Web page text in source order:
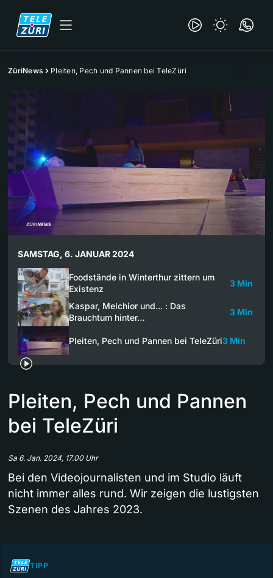
ZüriNews Pleiten, Pech und Pannen bei TeleZüri
SAMSTAG, 6. JANUAR 2024
Foodstände in Winterthur zittern um
Existenz
3 Min
Kaspar, Melchior und... : Das
Brauchtum hinter…
3 Min
Pleiten, Pech und Pannen bei TeleZüri3 Min
Pleiten, Pech und Pannen
bei TeleZüri
Sa 6. Jan. 2024, 17.00 Uhr
Bei den Videojournalisten und im Studio läuft
nicht immer alles rund. Wir zeigen die lustigsten
Szenen des Jahres 2023.
TIPP